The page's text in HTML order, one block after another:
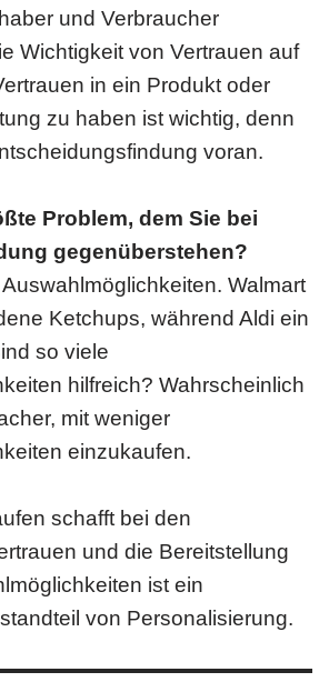
und Verbraucher
Wichtigkeit von Vertrauen auf
in ein Produkt oder
zu haben ist wichtig, denn
voran.
Problem, dem Sie bei
gegenüberstehen?
Walmart
Ketchups, während Aldi ein
so viele
hilfreich? Wahrscheinlich
mit weniger
einzukaufen.
schafft bei den
und die Bereitstellung
ist ein
von Personalisierung.